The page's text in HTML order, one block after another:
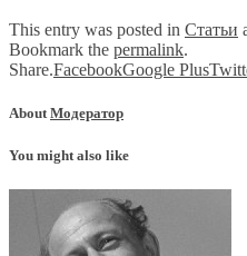
This entry was posted in Статьи
Bookmark the permalink.
Share.FacebookGoogle Plus
About Модератор
You might also like